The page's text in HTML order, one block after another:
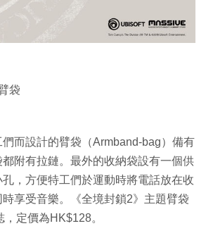
袋
而設計的臂袋（Armband-bag）備有
附有拉鏈。最外的收納袋設有一個供
，方便特工們於運動時將電話放在收
享受音樂。《全境封鎖2》主題臂袋
定價為HK$128。